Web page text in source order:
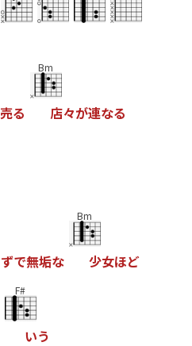
売る
Bm
店々が連なる
ずで無垢な
Bm
少女ほど
F#
いう